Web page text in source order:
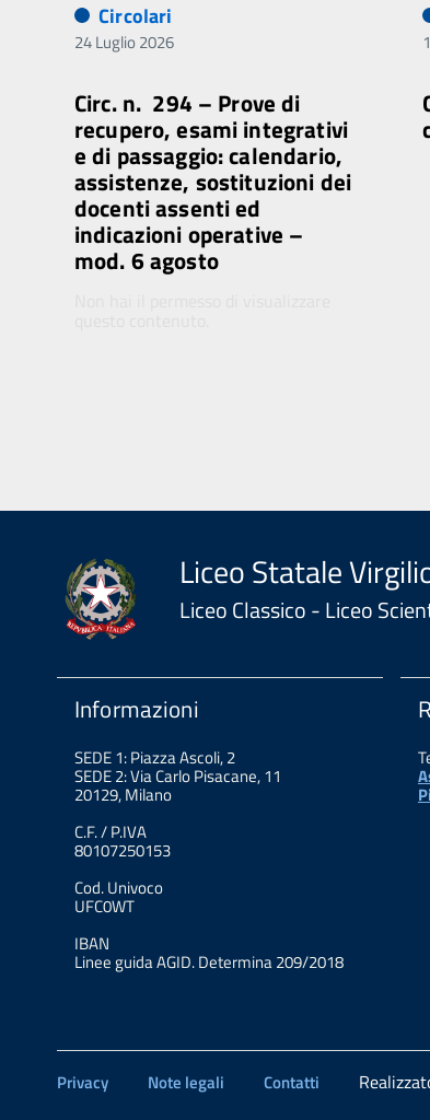
Circolari
24 Luglio 2026
Circ. n. 294 – Prove di
recupero, esami integrativi
e di passaggio: calendario,
assistenze, sostituzioni dei
docenti assenti ed
indicazioni operative –
mod. 6 agosto
Liceo Statale
Liceo Classico - Liceo
Informazioni
SEDE 1: Piazza Ascoli, 2
SEDE 2: Via Carlo Pisacane, 11
20129, Milano
C.F. / P.IVA
80107250153
Cod. Univoco
UFC0WT
IBAN
Linee guida AGID. Determina 209/2018
Privacy Note legali Contatti